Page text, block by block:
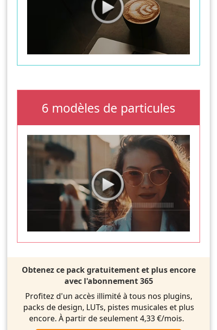
6 modèles de particules
Obtenez ce pack gratuitement et plus encore
avec l'abonnement 365
Profitez d'un accès illimité à tous nos plugins,
packs de design, LUTs, pistes musicales et plus
encore. À partir de seulement 4,33 €/mois.